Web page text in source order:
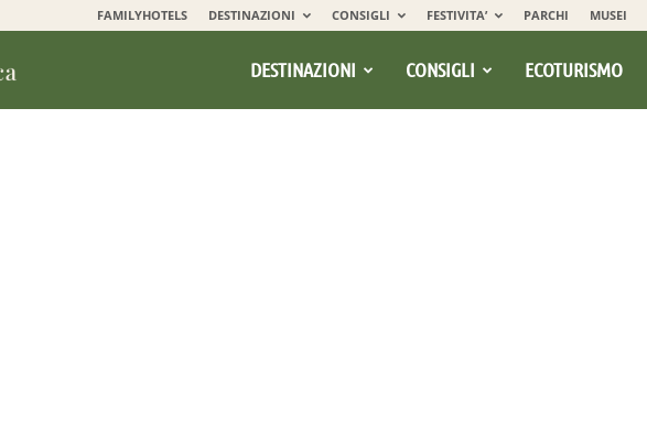
FAMILYHOTELS DESTINAZIONI CONSIGLI FESTIVITA’ PARCHI MUSEI
DESTINAZIONI CONSIGLI ECOTURISMO